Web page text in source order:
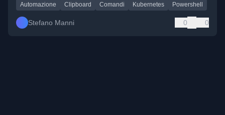
Automazione Clipboard Comandi Kubernetes Powershell
Stefano Manni 0 0